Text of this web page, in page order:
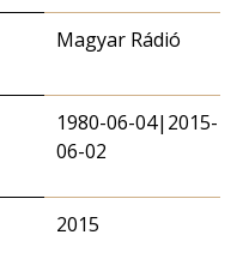
Magyar Rádió
1980-06-04|2015-
06-02
2015